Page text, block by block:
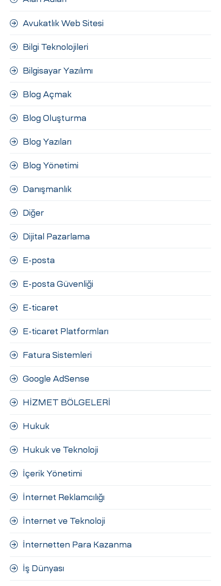
Avukatlık Web Sitesi
Bilgi Teknolojileri
Bilgisayar Yazılımı
Blog Açmak
Blog Oluşturma
Blog Yazıları
Blog Yönetimi
Danışmanlık
Diğer
Dijital Pazarlama
E-posta
E-posta Güvenliği
E-ticaret
E-ticaret Platformları
Fatura Sistemleri
Google AdSense
HİZMET BÖLGELERİ
Hukuk
Hukuk ve Teknoloji
İçerik Yönetimi
İnternet Reklamcılığı
İnternet ve Teknoloji
İnternetten Para Kazanma
İş Dünyası